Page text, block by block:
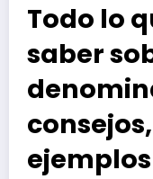
Todo lo
saber
ejemplos